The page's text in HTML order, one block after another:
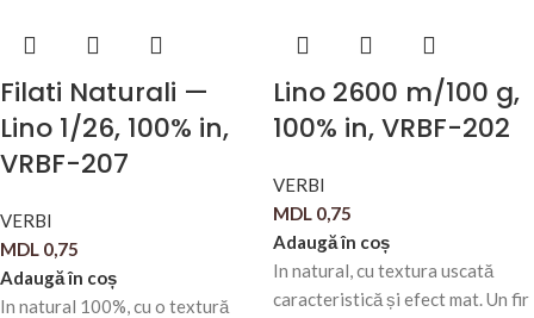
Filati Naturali —
Lino 1/26, 100% in,
VRBF-207
VERBI
MDL 0,75
Adaugă în coș
In natural 100%, cu o textură
Lino 2600 m/100 g,
100% in, VRBF-202
VERBI
MDL 0,75
Adaugă în coș
In natural, cu textura uscată
caracteristică și efect mat. Un fir